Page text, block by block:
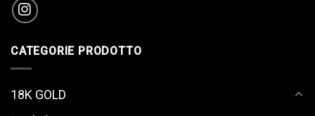
CATEGORIE PRODOTTO
18K GOLD